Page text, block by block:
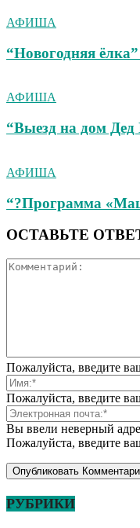
АФИША
“Новогодняя ёлка”
АФИША
“Выезд на дом
АФИША
“?Программа
ОСТАВЬТЕ
Пожалуйста, введите
Пожалуйста, введите
Вы ввели неверный
Пожалуйста, введите
РУБРИКИ